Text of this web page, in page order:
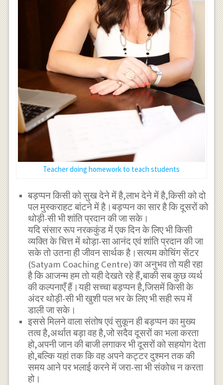
Teacher doing homework to teach students
बड़प्पन किसी को सुख देने में है,लाभ देने में है,किसी को दो
पल मुस्कराहट बांटने में है।बड़प्पन का सार है कि दूसरों को
थोड़ी-सी भी शांति प्रदान की जा सके।
यदि संसार रूप नरककुंड में एक दिन के लिए भी किसी
व्यक्ति के चित्त में थोड़ा-सा आनंद एवं शांति प्रदान की जा
सके तो उतना ही जीवन सार्थक है।सत्यम कोचिंग सेंटर
(Satyam Coaching Centre) का अनुभव तो यही रहा
है कि आजन्म हम तो यही देखते रहे हैं,बाकी सब कुछ व्यर्थ
की कल्पनाएँ हैं।यही सच्चा बड़प्पन है,जिसमें किसी के
अंदर थोड़ी-सी भी खुशी पल भर के लिए भी सही रूप में
डाली जा सके।
इससे मिलने वाला संतोष एवं सुकून ही बड़प्पन का मुख्य
तत्व है,अर्थात बड़ा वह है,जो सदैव दूसरों का भला करता
हो,अपनी जान की बाजी लगाकर भी दूसरों को सहयोग देता
हो,बल्कि यहां तक कि वह अपने कट्टर दुश्मन तक की
समय आने पर भलाई करने में जरा-सा भी संकोच न करता
हो।